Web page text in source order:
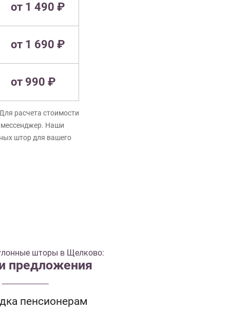
от 1 490 ₽
от 1 690 ₽
от 990 ₽
расчета стоимости
Наши
штор для вашего
шторы в Щелково:
предложения
пенсионерам